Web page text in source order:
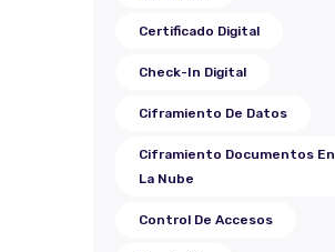
Certificado Digital
Check-In Digital
Ciframiento De Datos
Ciframiento Documentos En
La Nube
Control De Accesos